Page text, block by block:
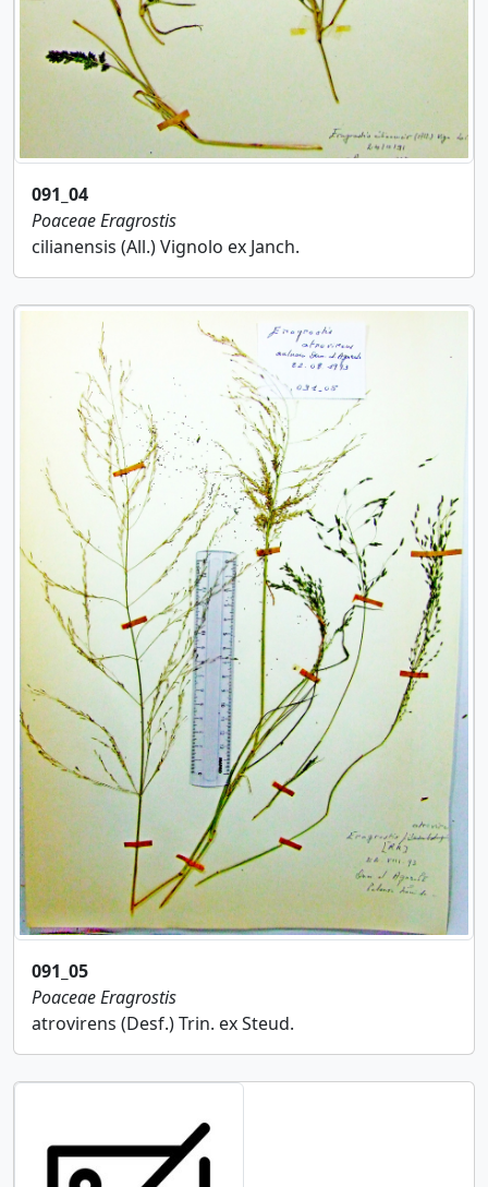
091_04
PoaceaeEragrostis
cilianensis (All.) Vignolo ex Janch.
091_05
PoaceaeEragrostis
atrovirens (Desf.) Trin. ex Steud.